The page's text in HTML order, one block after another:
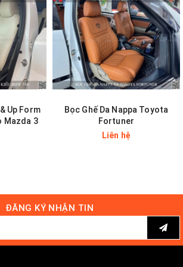
bọc ghế da xe
Up Form
Mazda 3
Bọc Ghế Da Nappa Toyota
Fortuner
Liên hệ
ĐĂNG KÝ NHẬN TIN